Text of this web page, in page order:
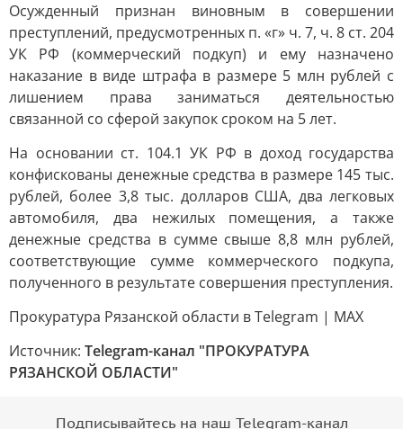
Осужденный признан виновным в совершении
преступлений, предусмотренных п. «г» ч. 7, ч. 8 ст. 204
УК РФ (коммерческий подкуп) и ему назначено
наказание в виде штрафа в размере 5 млн рублей с
лишением права заниматься деятельностью
связанной со сферой закупок сроком на 5 лет.
На основании ст. 104.1 УК РФ в доход государства
конфискованы денежные средства в размере 145 тыс.
рублей, более 3,8 тыс. долларов США, два легковых
автомобиля, два нежилых помещения, а также
денежные средства в сумме свыше 8,8 млн рублей,
соответствующие сумме коммерческого подкупа,
полученного в результате совершения преступления.
Прокуратура Рязанской области в Telegram | MAX
Источник: Telegram-канал "ПРОКУРАТУРА
РЯЗАНСКОЙ ОБЛАСТИ"
Подписывайтесь на наш Telegram-канал